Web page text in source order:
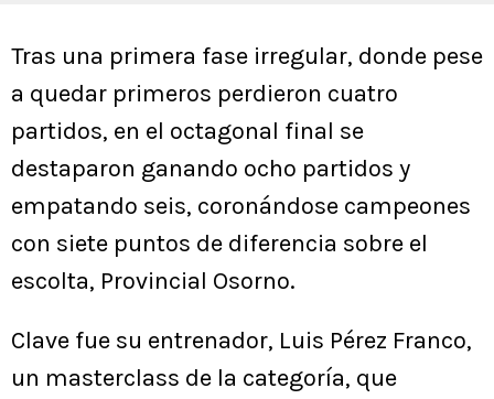
Tras una primera fase irregular, donde pese
a quedar primeros perdieron cuatro
partidos, en el octagonal final se
destaparon ganando ocho partidos y
empatando seis, coronándose campeones
con siete puntos de diferencia sobre el
escolta, Provincial Osorno.
Clave fue su entrenador, Luis Pérez Franco,
un masterclass de la categoría, que